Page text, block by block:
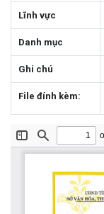
Lĩnh vực
Danh mục
Ghi chú
File đính kèm: